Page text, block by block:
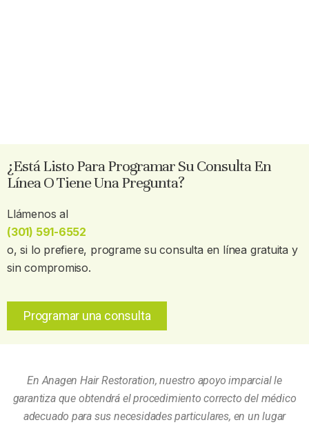
¿Está Listo Para Programar Su Consulta En
Línea O Tiene Una Pregunta?
Llámenos al
(301) 591-6552
o, si lo prefiere, programe su consulta en línea gratuita y
sin compromiso.
Programar una consulta
En Anagen Hair Restoration, nuestro apoyo imparcial le
garantiza que obtendrá el procedimiento correcto del médico
adecuado para sus necesidades particulares, en un lugar